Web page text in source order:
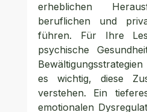
erheblichen
beruflichen und
führen. Für Ihre
psychische
es wichtig, diese
verstehen. Ein
emotionalen